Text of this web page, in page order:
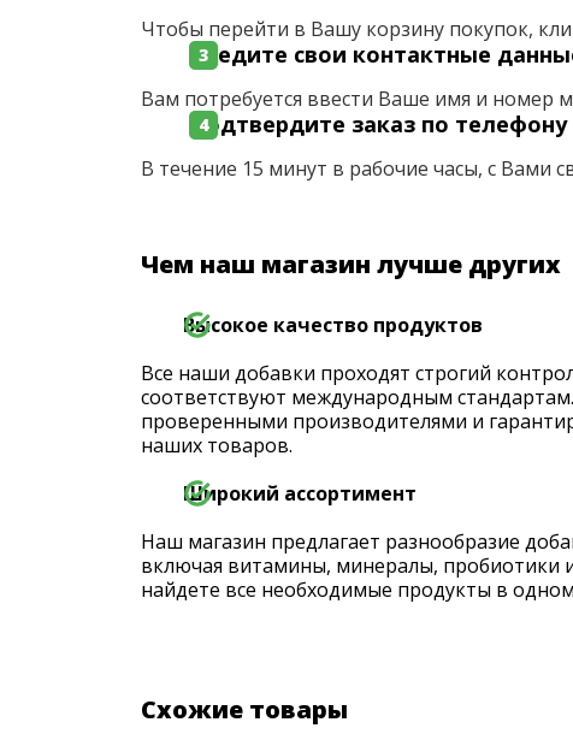
Чтобы перейти в Вашу корзину покупок,
Введите свои контактные
Вам потребуется ввести Ваше имя и номер
Подтвердите заказ по телефону
В течение 15 минут в рабочие часы, с Вами
Чем наш магазин лучше других
Высокое качество продуктов
Все наши добавки проходят строгий
соответствуют международным
проверенными производителями и
наших товаров.
Широкий ассортимент
Наш магазин предлагает разнообразие
включая витамины, минералы, пробиотики
найдете все необходимые продукты в
Схожие товары